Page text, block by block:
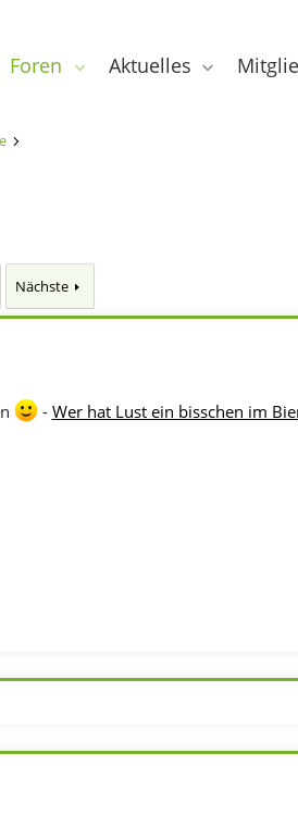
Foren Aktuelles
Nächste
- Wer hat Lust ein bisschen im